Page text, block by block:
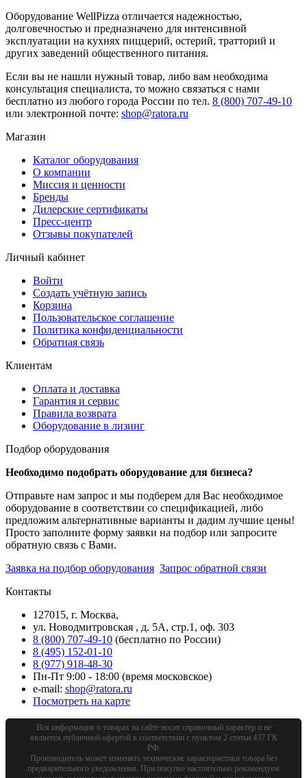
Оборудование WellPizza отличается надежностью,
долговечностью и предназначено для интенсивной
эксплуатации на кухнях пиццерий, остерий, тратторий и
других заведений общественного питания.
Если вы не нашли нужный товар, либо вам необходима
консультация специалиста, то можно связаться с нами
бесплатно из любого города России по тел. 8 (800) 707-49-10
или электронной почте: shop@ratora.ru
Магазин
Каталог оборудования
О компании
Миссия и ценности
Бренды
Дилерские сертификаты
Пресс-центр
Отзывы покупателей
Личный кабинет
Войти
Создать учётную запись
Корзина
Пользовательское соглашение
Политика конфиденциальности
Обратная связь
Клиентам
Оплата и доставка
Гарантия и сервис
Правила возврата
Оборудование в лизинг
Подбор оборудования
Необходимо подобрать оборудование для бизнеса?
Отправьте нам запрос и мы подберем для Вас необходимое
оборудование в соответствии со спецификацией, либо
предложим альтернативные варианты и дадим лучшие цены!
Просто заполните форму заявки на подбор или запросите
обратную связь с Вами.
Заявка на подбор оборудования Запрос обратной связи
Контакты
127015, г. Москва,
ул. Новодмитровская , д. 5А, стр.1, оф. 303
8 (800) 707-49-10 (бесплатно по России)
8 (495) 152-01-10
8 (977) 918-48-30
Пн-Пт 9:00 - 18:00 (время московское)
e-mail: shop@ratora.ru
Посмотреть на карте
Вся информация о товарах на сайте носит справочный характер и не
является публичной офертой в соответствии с пунктом 2 статьи 437 ГК
РФ.
Производитель может изменять технические характеристики товара без
предварительного уведомления. При покупке настоятельно рекомендуем